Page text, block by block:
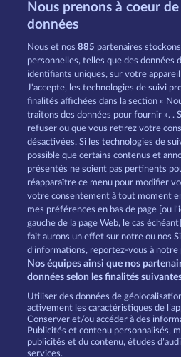
Total Eclipse
7 Supernova Fruits 7
CGU Charte de
Mentions légales
Programme
Envoyer la demande
Nous prenons à coeur
données
Nous et nos885 partenaires
personnelles, telles que des données
identifiants uniques, sur votre
J'accepte, les technologies de suivi
finalités affichées dans la section «
traitons des données pour fournir ». .
refuser ou que vous retirez votre
désactivées. Si les technologies de
possible que certains contenus et
présentés ne soient pas pertinents
réapparaître ce menu pour modifier
votre consentement à tout moment
mes préférences en bas de page [ou
gauche de la page Web, le cas
fait aurons un effet sur notre ou nos
d’informations, reportez-vous à
Nos équipes ainsi que nos
données selon les finalités
Utiliser des données de
activement les caractéristiques de
Conserver et/ou accéder à des
Publicités et contenu personnalisés,
publicités et du contenu, études
services.